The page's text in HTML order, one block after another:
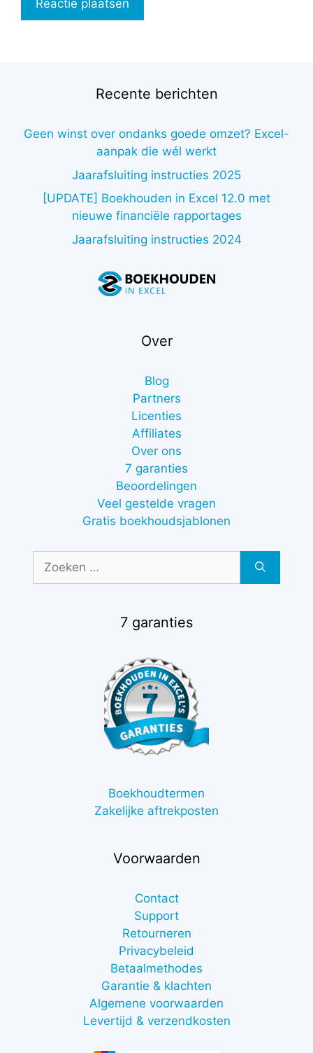
Recente berichten
Geen winst over ondanks goede omzet? Excel-
aanpak die wél werkt
Jaarafsluiting instructies 2025
[UPDATE] Boekhouden in Excel 12.0 met
nieuwe financiële rapportages
Jaarafsluiting instructies 2024
Over
Blog
Partners
Licenties
Affiliates
Over ons
7 garanties
Beoordelingen
Veel gestelde vragen
Gratis boekhoudsjablonen
naar:
7 garanties
Boekhoudtermen
Zakelijke aftrekposten
Voorwaarden
Contact
Support
Retourneren
Privacybeleid
Betaalmethodes
Garantie & klachten
Algemene voorwaarden
Levertijd & verzendkosten